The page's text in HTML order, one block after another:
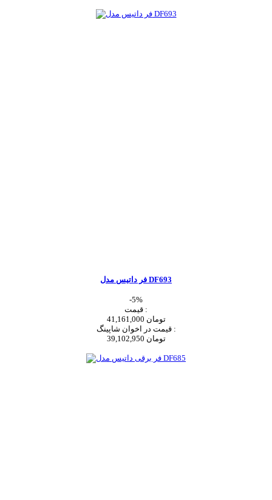
فر داتیس مدل DF693
-5%
قیمت :
41,161,000 تومان
قیمت در اخوان شاپینگ :
39,102,950 تومان